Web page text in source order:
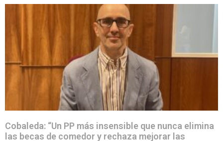
Cobaleda: “Un PP más insensible que nunca elimina
las becas de comedor y rechaza mejorar las